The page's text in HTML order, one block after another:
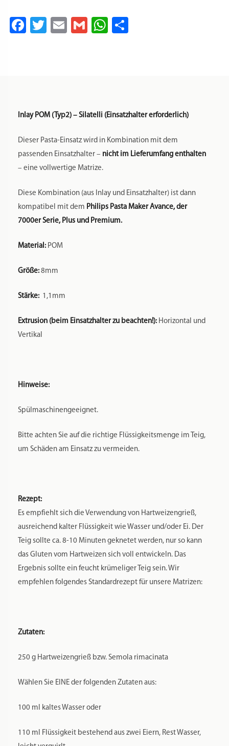
Facebook
Twitter
EmailGmailWhatsApp
Inlay POM (Typ2) – Silatelli (Einsatzhalter erforderlich)
Dieser Pasta-Einsatz wird in Kombination mit dem
passenden Einsatzhalter – nicht im Lieferumfang enthalten
– eine vollwertige Matrize.
Diese Kombination (aus Inlay und Einsatzhalter) ist dann
kompatibel mit dem Philips Pasta Maker Avance, der
7000er Serie, Plus und Premium.
Material: POM
Größe: 8mm
Stärke: 1,1mm
Extrusion (beim Einsatzhalter zu beachten!): Horizontal und
Vertikal
Hinweise:
Spülmaschinengeeignet.
Bitte achten Sie auf die richtige Flüssigkeitsmenge im Teig,
um Schäden am Einsatz zu vermeiden.
Rezept:
Es empfiehlt sich die Verwendung von Hartweizengrieß,
ausreichend kalter Flüssigkeit wie Wasser und/oder Ei. Der
Teig sollte ca. 8-10 Minuten geknetet werden, nur so kann
das Gluten vom Hartweizen sich voll entwickeln. Das
Ergebnis sollte ein feucht krümeliger Teig sein. Wir
empfehlen folgendes Standardrezept für unsere Matrizen:
Zutaten:
250 g Hartweizengrieß bzw. Semola rimacinata
Wählen Sie EINE der folgenden Zutaten aus:
100 ml kaltes Wasser oder
110 ml Flüssigkeit bestehend aus zwei Eiern, Rest Wasser,